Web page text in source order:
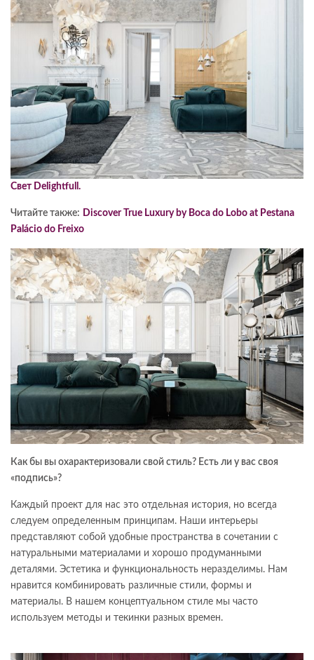
Свет Delightfull.
Читайте также: Discover True Luxury by Boca do Lobo at Pestana
Palácio do Freixo
Как бы вы охарактеризовали свой стиль? Есть ли у вас своя
«подпись»?
Каждый проект для нас это отдельная история, но всегда
следуем определенным принципам. Наши интерьеры
представляют собой удобные пространства в сочетании с
натуральными материалами и хорошо продуманными
деталями. Эстетика и функциональность неразделимы. Нам
нравится комбинировать различные стили, формы и
материалы. В нашем концептуальном стиле мы часто
используем методы и текинки разных времен.